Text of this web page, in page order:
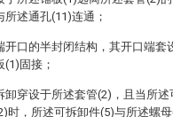
述通孔(11)连通；
开口的半封闭结构，其开口端套
固接；
卸穿设于所述套管(2)，且当所述
时，所述可拆卸件(5)与所述螺